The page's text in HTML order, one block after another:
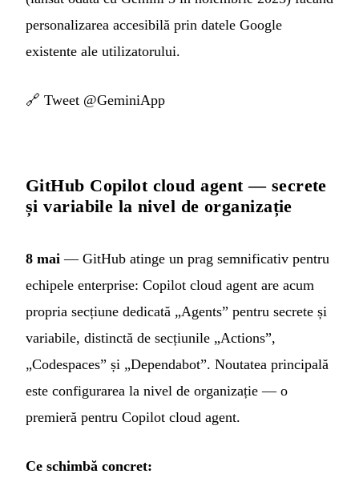
personalizarea accesibilă prin datele Google
existente ale utilizatorului.
🔗 Tweet @GeminiApp
GitHub Copilot cloud agent — secrete
și variabile la nivel de organizație
8 mai — GitHub atinge un prag semnificativ pentru
echipele enterprise: Copilot cloud agent are acum
propria secțiune dedicată „Agents” pentru secrete și
variabile, distinctă de secțiunile „Actions”,
„Codespaces” și „Dependabot”. Noutatea principală
este configurarea la nivel de organizație — o
premieră pentru Copilot cloud agent.
Ce schimbă concret: